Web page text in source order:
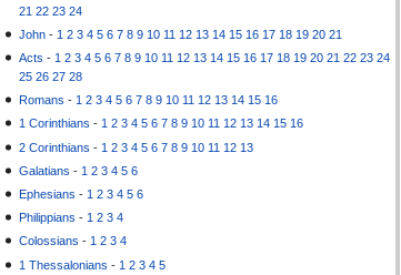
21 22 23 24
John - 1 2 3 4 5 6 7 8 9 10 11 12 13 14 15 16 17 18 19 20 21
Acts - 1 2 3 4 5 6 7 8 9 10 11 12 13 14 15 16 17 18 19 20 21 22 23 24
25 26 27 28
Romans - 1 2 3 4 5 6 7 8 9 10 11 12 13 14 15 16
1 Corinthians - 1 2 3 4 5 6 7 8 9 10 11 12 13 14 15 16
2 Corinthians - 1 2 3 4 5 6 7 8 9 10 11 12 13
Galatians - 1 2 3 4 5 6
Ephesians - 1 2 3 4 5 6
Philippians - 1 2 3 4
Colossians - 1 2 3 4
1 Thessalonians - 1 2 3 4 5